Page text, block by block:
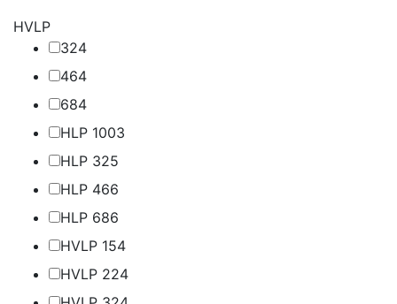
HVLP
324
464
684
HLP 1003
HLP 325
HLP 466
HLP 686
HVLP 154
HVLP 224